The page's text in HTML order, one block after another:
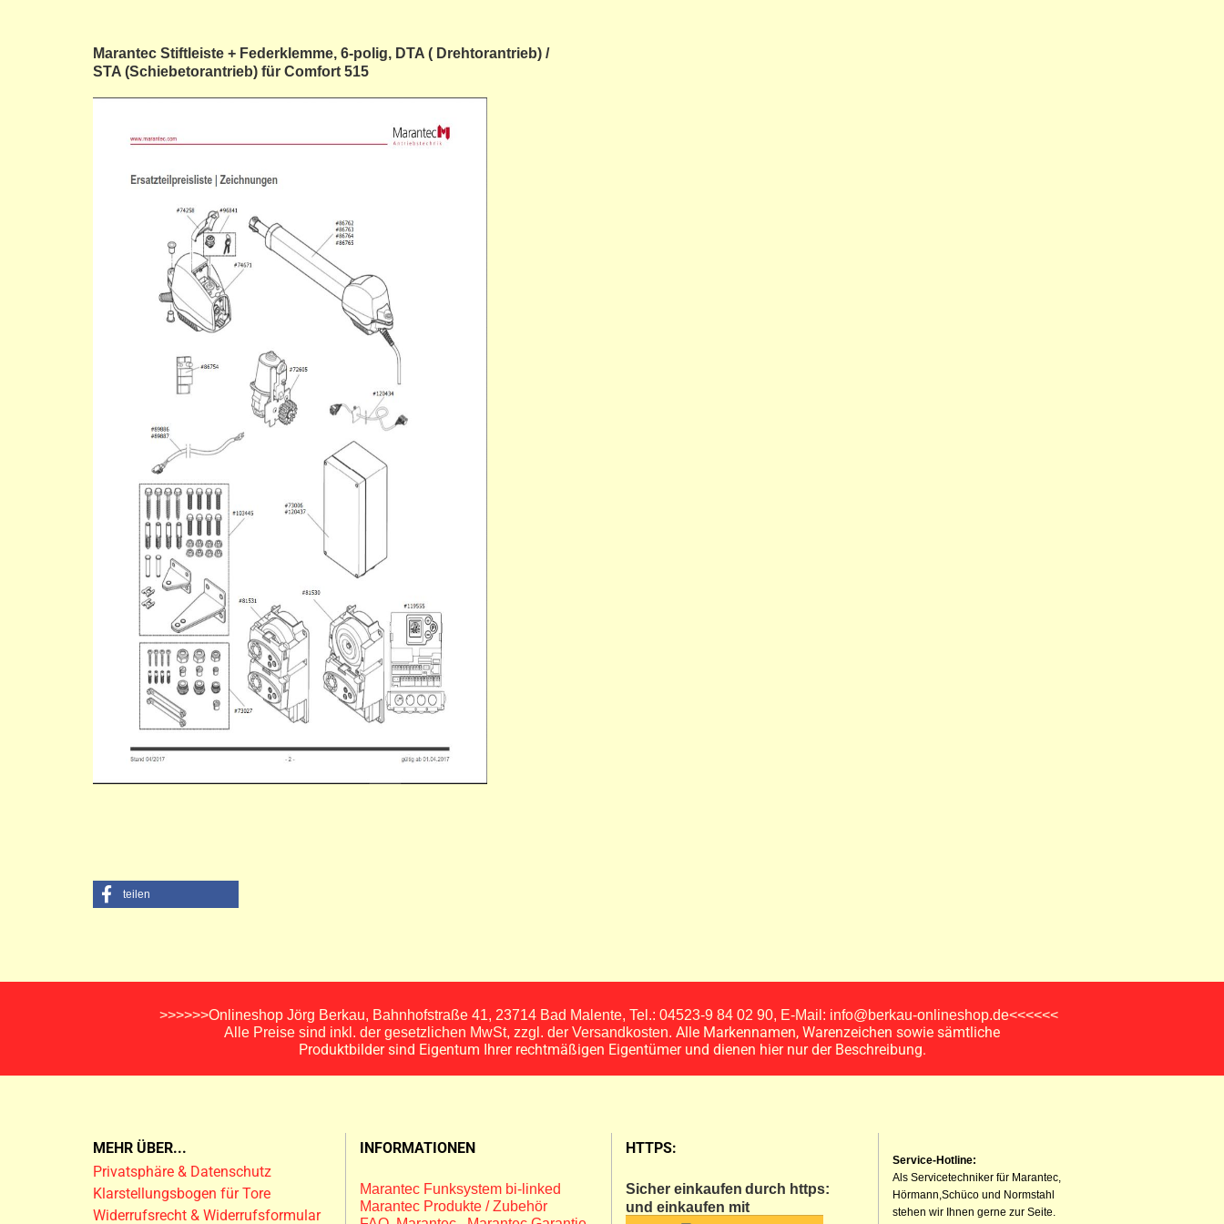
Marantec Stiftleiste + Federklemme, 6-polig, DTA ( Drehtorantrieb) /
STA (Schiebetorantrieb) für Comfort 515
teilen
>>>>>>Onlineshop Jörg Berkau, Bahnhofstraße 41, 23714 Bad Malente, Tel.: 04523-9 84 02 90, E-Mail: info@berkau-onlineshop.de<<<<<<
Alle Preise sind inkl. der gesetzlichen MwSt, zzgl. der Versandkosten. Alle Markennamen, Warenzeichen sowie sämtliche
Produktbilder sind Eigentum Ihrer rechtmäßigen Eigentümer und dienen hier nur der Beschreibung.
MEHR ÜBER...
Privatsphäre & Datenschutz
Klarstellungsbogen für Tore
Widerrufsrecht & Widerrufsformular
INFORMATIONEN
Marantec Funksystem bi-linked
Marantec Produkte / Zubehör
HTTPS:
Sicher einkaufen durch https:
und einkaufen mit
Service-Hotline:
Als Servicetechniker für Marantec,
Hörmann,Schüco und Normstahl
stehen wir Ihnen gerne zur Seite.